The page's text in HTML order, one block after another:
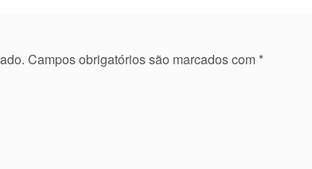
Campos obrigatórios são marcados com *